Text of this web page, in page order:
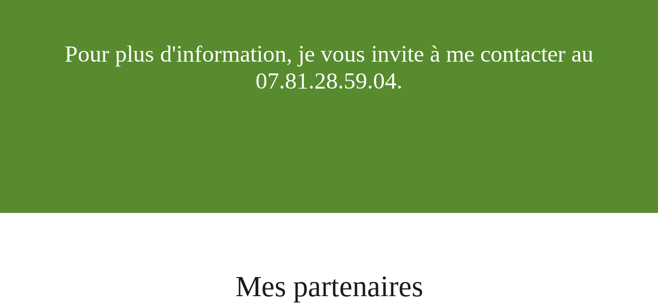
Pour plus d'information, je vous invite à me contacter au
07.81.28.59.04.
Mes partenaires